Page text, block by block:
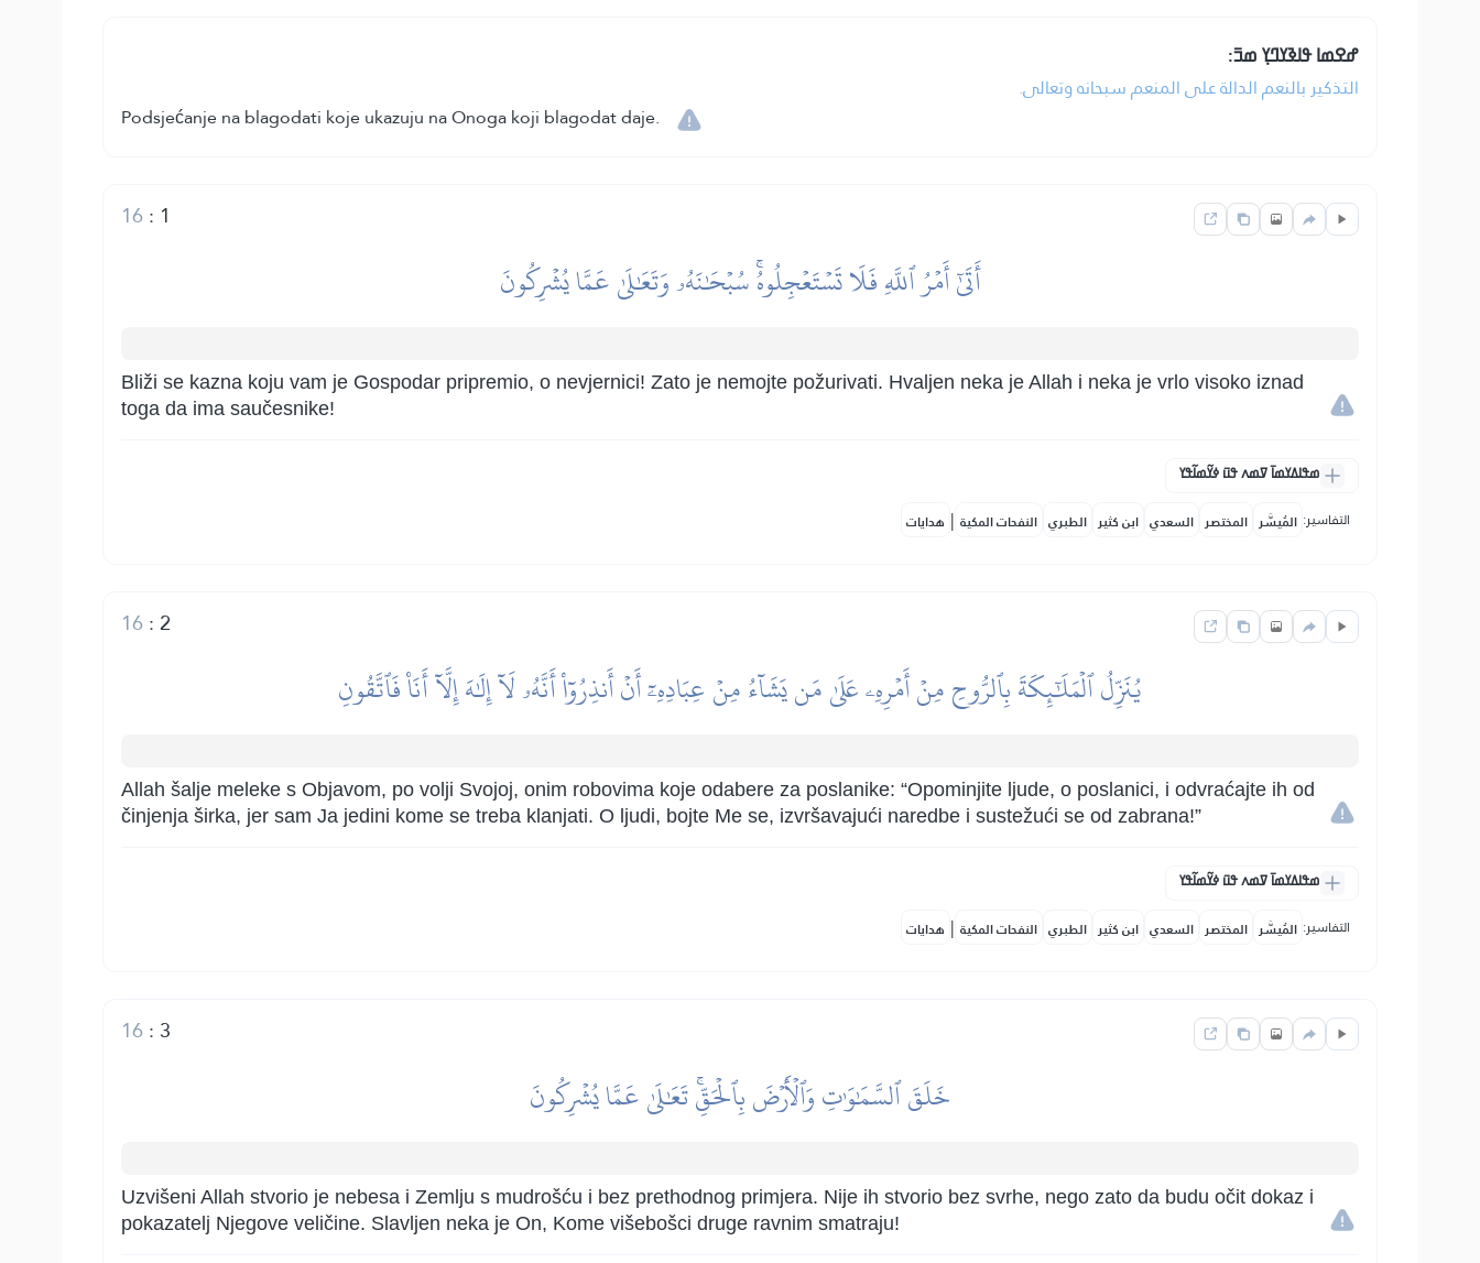
ߝߐߘߊ ߟߊߢߌߣߌ߲ ߘߏ߫:
التذكير بالنعم الدالة على المنعم سبحانه وتعالى.
Podsjećanje na blagodati koje ukazuju na Onoga koji blagodat daje.
1
:
16
أَتَىٰٓ أَمۡرُ ٱللَّهِ فَلَا تَسۡتَعۡجِلُوهُۚ سُبۡحَٰنَهُۥ وَتَعَٰلَىٰ عَمَّا يُشۡرِكُونَ
Bliži se kazna koju vam je Gospodar pripremio, o nevjernici! Zato je nemojte požurivati. Hvaljen neka je Allah i neka je vrlo visoko iznad
toga da ima saučesnike!
ߘߟߊߡߌߘߊ߫ ߜߘߍ ߟߎ߫ ߦߌ߬ߘߊ߬ߟߌ
التفاسير: المُيسَّر المختصر السعدي ابن كثير الطبري النفحات المكية | هدايات
2
:
16
يُنَزِّلُ ٱلۡمَلَٰٓئِكَةَ بِٱلرُّوحِ مِنۡ أَمۡرِهِۦ عَلَىٰ مَن يَشَآءُ مِنۡ عِبَادِهِۦٓ أَنۡ أَنذِرُوٓاْ أَنَّهُۥ لَآ إِلَٰهَ إِلَّآ أَنَا۠ فَٱتَّقُونِ
Allah šalje meleke s Objavom, po volji Svojoj, onim robovima koje odabere za poslanike: “Opominjite ljude, o poslanici, i odvraćajte ih od
činjenja širka, jer sam Ja jedini kome se treba klanjati. O ljudi, bojte Me se, izvršavajući naredbe i sustežući se od zabrana!”
ߘߟߊߡߌߘߊ߫ ߜߘߍ ߟߎ߫ ߦߌ߬ߘߊ߬ߟߌ
التفاسير: المُيسَّر المختصر السعدي ابن كثير الطبري النفحات المكية | هدايات
3
:
16
خَلَقَ ٱلسَّمَٰوَٰتِ وَٱلۡأَرۡضَ بِٱلۡحَقِّۚ تَعَٰلَىٰ عَمَّا يُشۡرِكُونَ
Uzvišeni Allah stvorio je nebesa i Zemlju s mudrošću i bez prethodnog primjera. Nije ih stvorio bez svrhe, nego zato da budu očit dokaz i
pokazatelj Njegove veličine. Slavljen neka je On, Kome višebošci druge ravnim smatraju!